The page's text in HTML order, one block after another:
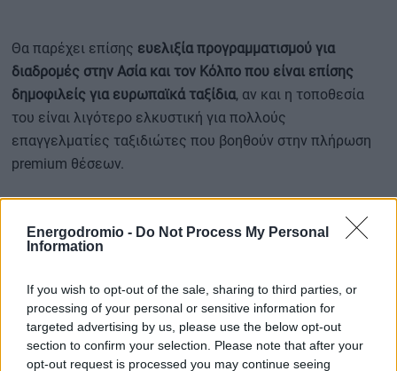
Energodromio - Do Not Process My Personal
Information
If you wish to opt-out of the sale, sharing to third parties, or
processing of your personal or sensitive information for
targeted advertising by us, please use the below opt-out
section to confirm your selection. Please note that after your
opt-out request is processed you may continue seeing
Θα παρέχει επίσης ευελιξία προγραμματισμού για
διαδρομές στην Ασία και τον Κόλπο που είναι επίσης
δημοφιλείς για ευρωπαϊκά ταξίδια, αν και η τοποθεσία
του είναι λιγότερο ελκυστική για πολλούς
επαγγελματίες ταξιδιώτες που βοηθούν στην πλήρωση
premium θέσεων.
επιβατικές πτήσεις στο αεροδρόμιο του Δυτικού Σίδνεϋ
να ξεκινούν σε μόλις 137 ημέρες
Περισσότερες ειδήσεις